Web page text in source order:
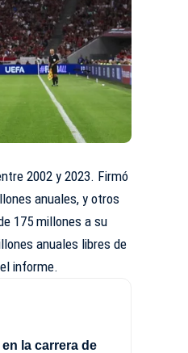
2002 y 2023. Firmó
anuales, y otros
175 millones a su
anuales libres de
informe.
la carrera de